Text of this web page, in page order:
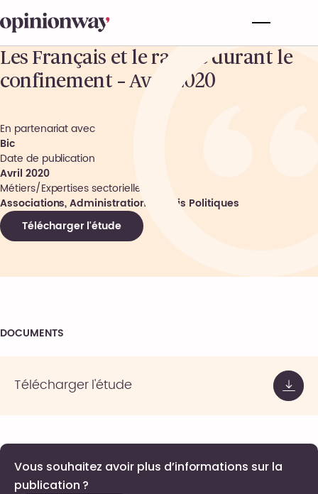
Les Français et le rasage durant le
confinement – Avril 2020
En partenariat avec
Bic
Date de publication
Avril 2020
Métiers/Expertises sectorielles
Associations, Administrations, Partis Politiques
Télécharger l'étude
DOCUMENTS
Télécharger l'étude
Vous souhaitez avoir plus d’informations sur la
publication ?